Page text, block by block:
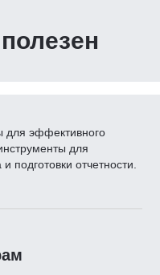
для эффективного
для
подготовки отчетности.